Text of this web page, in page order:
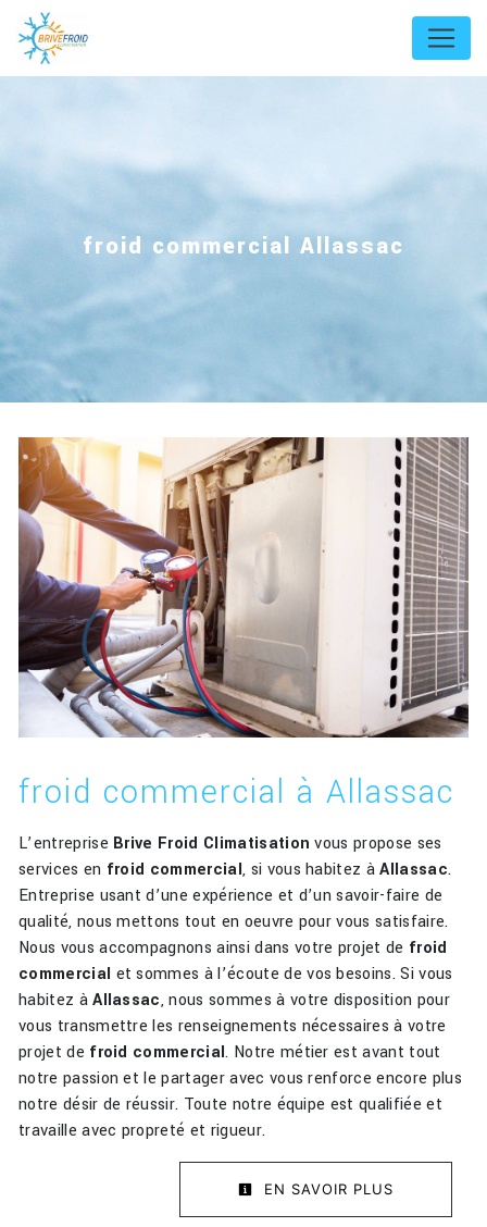
froid commercial Allassac
froid commercial à Allassac
L’entreprise Brive Froid Climatisation vous propose ses
services en froid commercial, si vous habitez àAllassac.
Entreprise usant d’une expérience et d’un savoir-faire de
qualité, nous mettons tout en oeuvre pour vous satisfaire.
Nous vous accompagnons ainsi dans votre projet de froid
commercial et sommes à l’écoute de vos besoins. Si vous
habitez àAllassac, nous sommes à votre disposition pour
vous transmettre les renseignements nécessaires à votre
projet de froid commercial. Notre métier est avant tout
notre passion et le partager avec vous renforce encore plus
notre désir de réussir. Toute notre équipe est qualifiée et
travaille avec propreté et rigueur.
EN SAVOIR PLUS
Panneau de gestion des cookies